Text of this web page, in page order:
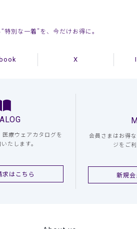
別な一着”を、今だけお得に。
X
療ウェアカタログを
たします。
求はこちら
会員さまはお得
ジをご
新規